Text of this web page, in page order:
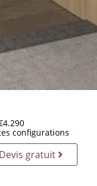
4.290
configurations
Devis gratuit